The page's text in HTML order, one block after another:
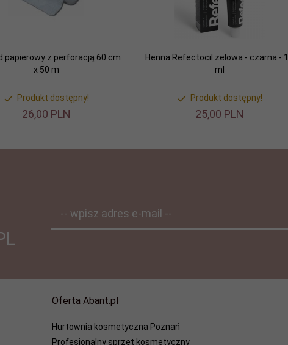
papierowy z perforacją 60 cm
x 50 m
Produkt dostępny!
26,00 PLN
Henna Refectocil żelowa - czarna -
ml
Produkt dostępny!
25,00 PLN
-- wpisz adres e-mail --
Oferta Abant.pl
Hurtownia kosmetyczna Poznań
Profesjonalny sprzęt kosmetyczny